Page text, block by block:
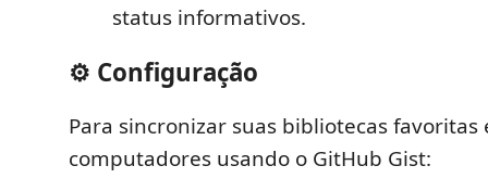
status informativos.
⚙️ Configuração
Para sincronizar suas bibliotecas
computadores usando o GitHub Gist: